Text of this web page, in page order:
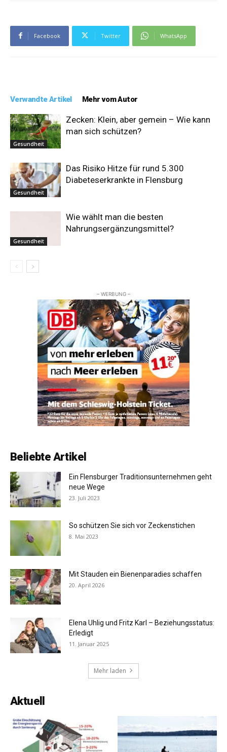
Facebook Twitter WhatsApp
Verwandte Artikel Mehr vom Autor
Gesundheit
Zecken: Klein, aber gemein – Wie kann
man sich schützen?
Gesundheit
Das Risiko Hitze für rund 5.300
Diabeteserkrankte in Flensburg
Gesundheit
Wie wählt man die besten
Nahrungsergänzungsmittel?
– WERBUNG –
Beliebte Artikel
Ein Flensburger Traditionsunternehmen geht
neue Wege
23. Juli 2023
So schützen Sie sich vor Zeckenstichen
8. Mai 2023
Mit Stauden ein Bienenparadies schaffen
20. April 2026
Elena Uhlig und Fritz Karl – Beziehungsstatus:
Erledigt
11. Januar 2025
Mehr laden
Aktuell